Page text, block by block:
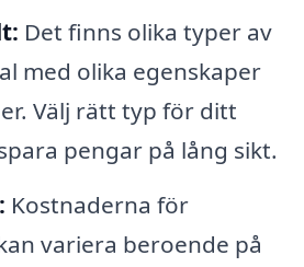
Det finns olika typer av
med olika egenskaper
Välj rätt typ för ditt
pengar på lång sikt.
Kostnaderna för
variera beroende på